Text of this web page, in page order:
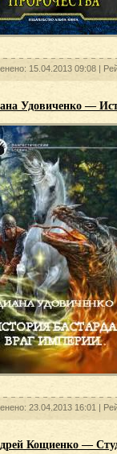
15.04.2013 09:08 |
Удовиченко —
23.04.2013 16:01 |
Кощиенко —